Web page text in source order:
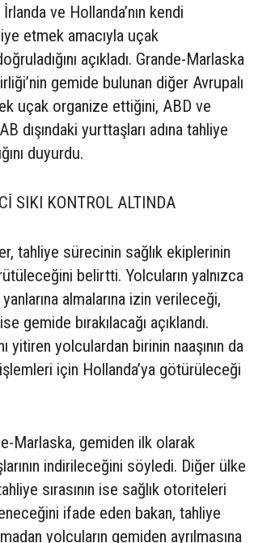
ve Hollanda’nın kendi
etmek amacıyla uçak
açıkladı. Grande-Marlaska
gemide bulunan diğer Avrupalı
uçak organize ettiğini, ABD ve
dışındaki yurttaşları adına tahliye
duyurdu.
SIKI KONTROL ALTINDA
tahliye sürecinin sağlık ekiplerinin
belirtti. Yolcuların yalnızca
almalarına izin verileceği,
gemide bırakılacağı açıklandı.
yitiren yolculardan birinin naaşının da
için Hollanda’ya götürüleceği
Marlaska, gemiden ilk olarak
indirileceğini söyledi. Diğer ülke
sırasının ise sağlık otoriteleri
ifade eden bakan, tahliye
yolcuların gemiden ayrılmasına